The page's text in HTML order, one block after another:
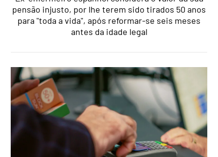
pensão injusto, por lhe terem sido tirados 50 anos
para "toda a vida", após reformar-se seis meses
antes da idade legal